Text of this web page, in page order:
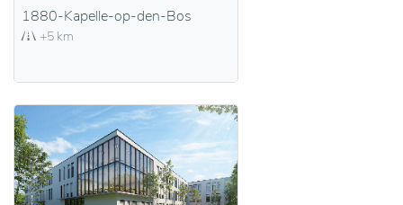
1880-Kapelle-op-den-Bos
+5 km